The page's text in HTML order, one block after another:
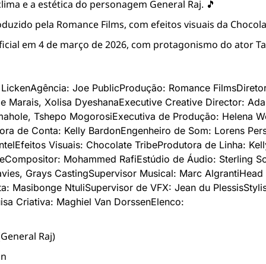
e a estética do personagem General Raj. 🎵
pela Romance Films, com efeitos visuais da
em 4 de março de 2026, com protagonismo do ator
Agência: Joe PublicProdução: Romance Films
Marais, Xolisa DyeshanaExecutive Creative Director:
Tshepo MogorosiExecutiva de Produção: Helena
de Conta: Kelly BardonEngenheiro de Som: Lorens
Efeitos Visuais: Chocolate TribeProdutora de Linha:
Compositor: Mohammed RafiEstúdio de Áudio: Sterling
Grays CastingSupervisor Musical: Marc Algranti
Masibonge NtuliSupervisor de VFX: Jean du Plessis
Criativa: Maghiel Van DorssenElenco:
Raj)